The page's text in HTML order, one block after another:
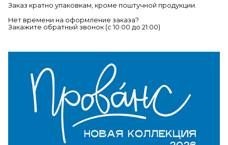
Заказ кратно упаковкам, кроме поштучной продукции.
Нет времени на оформление заказа?
Закажите обратный звонок (c 10:00 до 21:00)